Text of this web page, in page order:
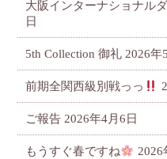
大阪インターナショナル
日
5th Collection 御礼 2026年
前期全関西級別戦っっ
ご報告 2026年4月6日
もうすぐ春ですね 2026